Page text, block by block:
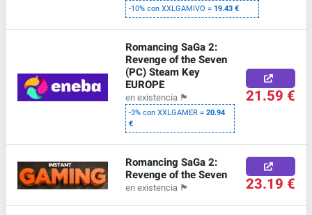
-10% con XXLGAMIVO =19.43 €
Romancing SaGa 2:
Revenge of the Seven
(PC) Steam Key
EUROPE
en existencia 🏴
-3% con XXLGAMER =20.94
€
21.59 €
Romancing SaGa 2:
Revenge of the Seven
en existencia 🏴 23.19 €